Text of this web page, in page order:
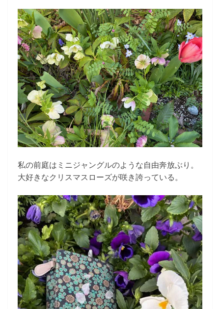
私の前庭はミニジャングルのような自由奔放ぶり。
大好きなクリスマスローズが咲き誇っている。